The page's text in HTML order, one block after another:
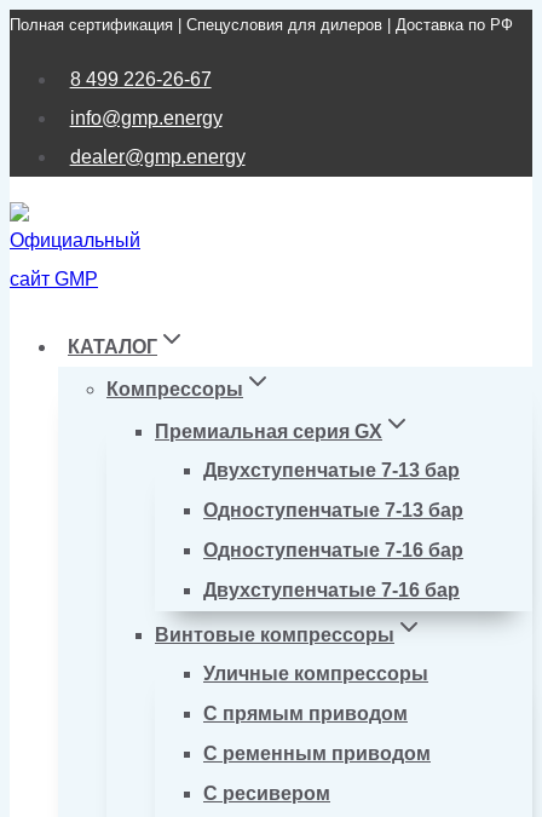
Перейти
Полная сертификация | Спецусловия для дилеров | Доставка по РФ
8 499 226-26-67
info@gmp.energy
dealer@gmp.energy
КАТАЛОГ
Компрессоры
Премиальная серия GX
Двухступенчатые 7-13 бар
Одноступенчатые 7-13 бар
Одноступенчатые 7-16 бар
Двухступенчатые 7-16 бар
Винтовые компрессоры
Уличные компрессоры
С прямым приводом
С ременным приводом
С ресивером